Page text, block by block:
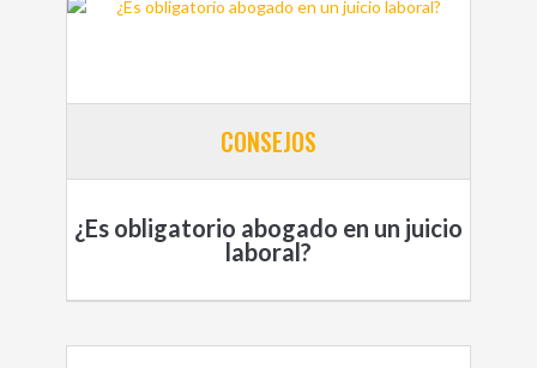
CONSEJOS
¿Es obligatorio abogado en un juicio
laboral?